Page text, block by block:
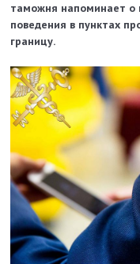
таможня напоминает о
поведения в пунктах
границу.